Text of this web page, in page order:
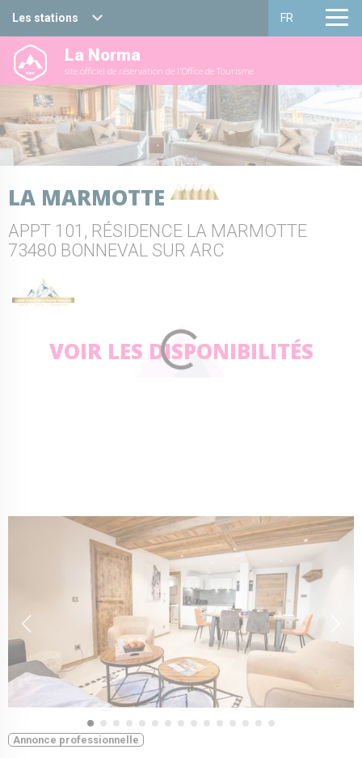
Les stations
Haute Maurienne Vanoise
Valfréjus
La Norma
Aussois
Val Cenis
Bessans
Bonneval sur arc
FR
Français
English
La Norma
site officiel de réservation de l'Office de Tourisme
Annonce professionnelle
LA MARMOTTE
APPT 101, RÉSIDENCE LA MARMOTTE
73480 BONNEVAL SUR ARC
VOIR LES DISPONIBILITÉS